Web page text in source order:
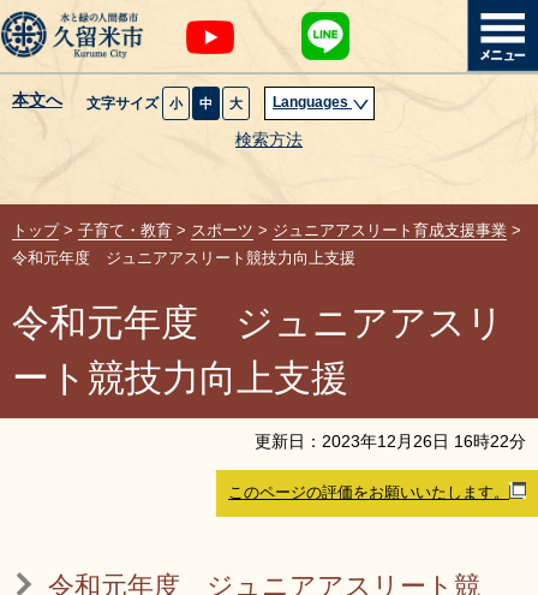
本文へ 文字サイズ 小 中 大 Languages
検索方法
暮らし・届出
健康・医療・福祉
観光魅力・イベント
創業・産業・ビジネス
組織から探す
トップ> 子育て・教育 > スポーツ > ジュニアアスリート育成支援事業 >
令和元年度 ジュニアアスリート競技力向上支援
令和元年度 ジュニアアスリ
ート競技力向上支援
更新日： 2023年12 月 26日 16時22分
このページの評価をお願いいたします。
令和元年度 ジュニアアスリート競